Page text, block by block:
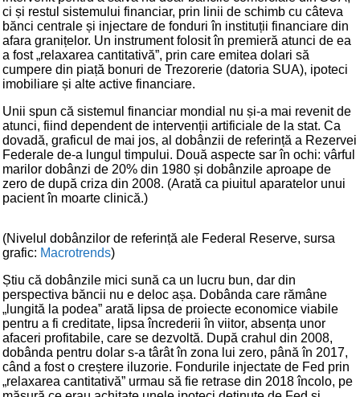
ci și restul sistemului financiar, prin linii de schimb cu câteva
bănci centrale și injectare de fonduri în instituții financiare din
afara granițelor. Un instrument folosit în premieră atunci de ea
a fost „relaxarea cantitativă”, prin care emitea dolari să
cumpere din piață bonuri de Trezorerie (datoria SUA), ipoteci
imobiliare și alte active financiare.
Unii spun că sistemul financiar mondial nu și-a mai revenit de
atunci, fiind dependent de intervenții artificiale de la stat. Ca
dovadă, graficul de mai jos, al dobânzii de referință a Rezervei
Federale de-a lungul timpului. Două aspecte sar în ochi: vârful
marilor dobânzi de 20% din 1980 și dobânzile aproape de
zero de după criza din 2008. (Arată ca piuitul aparatelor unui
pacient în moarte clinică.)
(Nivelul dobânzilor de referință ale Federal Reserve, sursa
grafic: Macrotrends)
Știu că dobânzile mici sună ca un lucru bun, dar din
perspectiva băncii nu e deloc așa. Dobânda care rămâne
„lungită la podea” arată lipsa de proiecte economice viabile
pentru a fi creditate, lipsa încrederii în viitor, absența unor
afaceri profitabile, care se dezvoltă. După crahul din 2008,
dobânda pentru dolar s-a târât în zona lui zero, până în 2017,
când a fost o creștere iluzorie. Fondurile injectate de Fed prin
„relaxarea cantitativă” urmau să fie retrase din 2018 încolo, pe